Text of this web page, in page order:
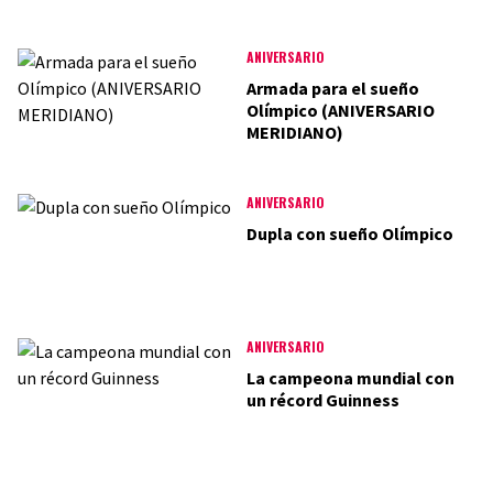
ANIVERSARIO
Armada para el sueño
Olímpico (ANIVERSARIO
MERIDIANO)
ANIVERSARIO
Dupla con sueño Olímpico
ANIVERSARIO
La campeona mundial con
un récord Guinness